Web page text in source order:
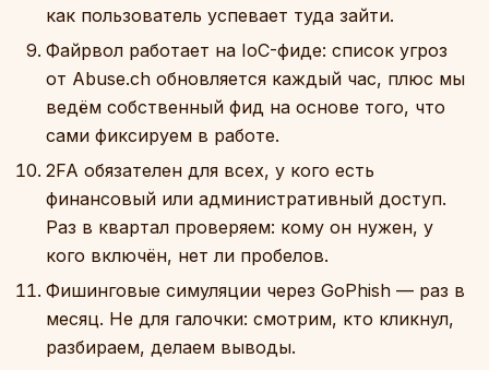
как пользователь успевает туда зайти.
Файрвол работает на IoC-фиде: список угроз
от Abuse.ch обновляется каждый час, плюс мы
ведём собственный фид на основе того, что
сами фиксируем в работе.
2FA обязателен для всех, у кого есть
финансовый или административный доступ.
Раз в квартал проверяем: кому он нужен, у
кого включён, нет ли пробелов.
Фишинговые симуляции через GoPhish — раз в
месяц. Не для галочки: смотрим, кто кликнул,
разбираем, делаем выводы.